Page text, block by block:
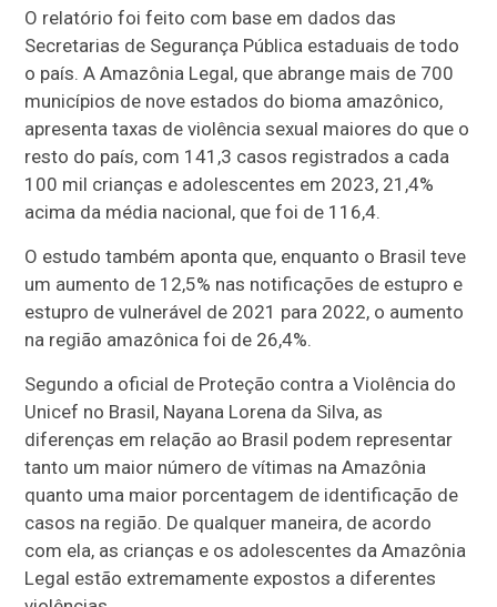
O relatório foi feito com base em dados das
Secretarias de Segurança Pública estaduais de todo
o país. A Amazônia Legal, que abrange mais de 700
municípios de nove estados do bioma amazônico,
apresenta taxas de violência sexual maiores do que o
resto do país, com 141,3 casos registrados a cada
100 mil crianças e adolescentes em 2023, 21,4%
acima da média nacional, que foi de 116,4.
O estudo também aponta que, enquanto o Brasil teve
um aumento de 12,5% nas notificações de estupro e
estupro de vulnerável de 2021 para 2022, o aumento
na região amazônica foi de 26,4%.
Segundo a oficial de Proteção contra a Violência do
Unicef no Brasil, Nayana Lorena da Silva, as
diferenças em relação ao Brasil podem representar
tanto um maior número de vítimas na Amazônia
quanto uma maior porcentagem de identificação de
casos na região. De qualquer maneira, de acordo
com ela, as crianças e os adolescentes da Amazônia
Legal estão extremamente expostos a diferentes